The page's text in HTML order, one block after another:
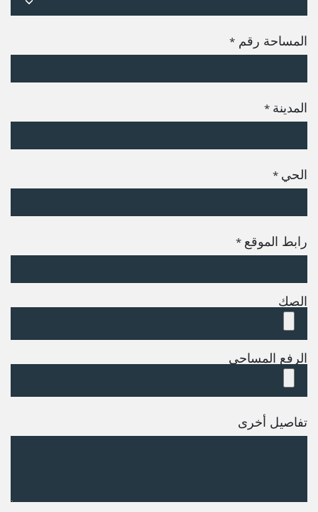
المساحة رقم *
المدينة *
الحي *
رابط الموقع *
الصك
الرفع المساحي
تفاصيل أخرى